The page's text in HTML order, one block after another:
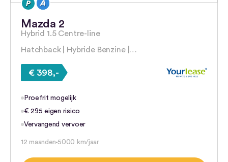
Mazda 2
Hybrid 1.5 Centre-line
Hatchback | Hybride Benzine |…
€ 398,-
Proefrit mogelijk
€ 295 eigen risico
Vervangend vervoer
12 maanden 5000 km/jaar